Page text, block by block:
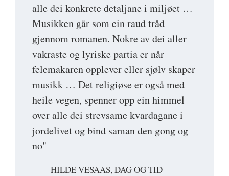
alle dei konkrete detaljane i miljøet …
Musikken går som ein raud tråd
gjennom romanen. Nokre av dei aller
vakraste og lyriske partia er når
felemakaren opplever eller sjølv skaper
musikk … Det religiøse er også med
heile vegen, spenner opp ein himmel
over alle dei strevsame kvardagane i
jordelivet og bind saman den gong og
no"
HILDE VESAAS, DAG OG TID